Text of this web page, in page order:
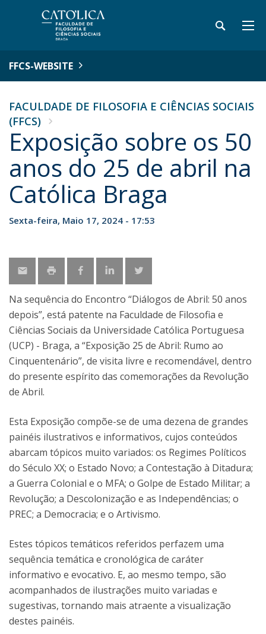
FFCS-WEBSITE
FACULDADE DE FILOSOFIA E CIÊNCIAS SOCIAIS
(FFCS)
Exposição sobre os 50
anos do 25 de abril na
Católica Braga
Sexta-feira, Maio 17, 2024 - 17:53
Na sequência do Encontro “Diálogos de Abril: 50 anos
depois”, está patente na Faculdade de Filosofia e
Ciências Sociais da Universidade Católica Portuguesa
(UCP) - Braga, a “Exposição 25 de Abril: Rumo ao
Cinquentenário”, de visita livre e recomendável, dentro
do presente espírito das comemorações da Revolução
de Abril.
Esta Exposição compõe-se de uma dezena de grandes
painéis ilustrativos e informativos, cujos conteúdos
abarcam tópicos muito variados: os Regimes Políticos
do Século XX; o Estado Novo; a Contestação à Ditadura;
a Guerra Colonial e o MFA; o Golpe de Estado Militar; a
Revolução; a Descolonização e as Independências; o
PREC; a Democracia; e o Artivismo.
Estes tópicos temáticos referidos perfazem uma
sequência temática e cronológica de caráter
informativo e evocativo. E, ao mesmo tempo, são
acompanhados de ilustrações muito variadas e
sugestivas, tornando mais atraente a visualização
destes painéis.